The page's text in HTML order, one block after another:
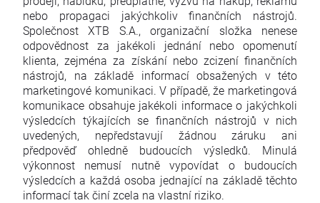
nebo propagaci jakýchkoliv finančních nástrojů.
Společnost XTB S.A., organizační složka nenese
odpovědnost za jakékoli jednání nebo opomenutí
klienta, zejména za získání nebo zcizení finančních
nástrojů, na základě informací obsažených v této
marketingové komunikaci. V případě, že marketingová
komunikace obsahuje jakékoli informace o jakýchkoli
výsledcích týkajících se finančních nástrojů v nich
uvedených, nepředstavují žádnou záruku ani
předpověď ohledně budoucích výsledků. Minulá
výkonnost nemusí nutně vypovídat o budoucích
výsledcích a každá osoba jednající na základě těchto
informací tak činí zcela na vlastní riziko.